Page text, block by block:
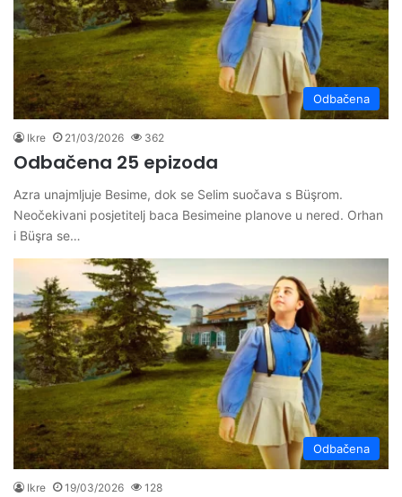
Odbačena
Ikre 21/03/2026 362
Odbačena 25 epizoda
Azra unajmljuje Besime, dok se Selim suočava s Büşrom.
Neočekivani posjetitelj baca Besimeine planove u nered. Orhan
i Büşra se…
Odbačena
Ikre 19/03/2026 128